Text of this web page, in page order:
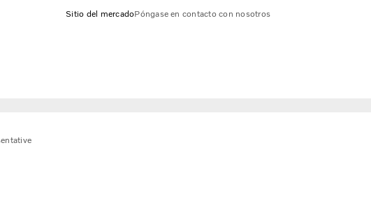
Sitio del mercadoPóngase en contacto con nosotros